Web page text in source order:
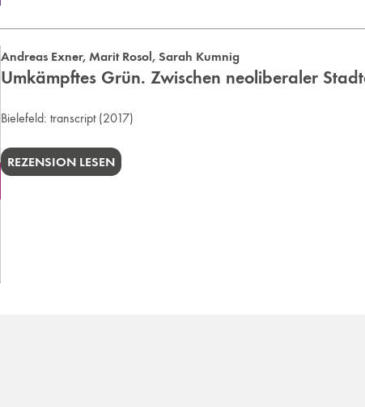
Andreas Exner, Marit Rosol , Sarah Kumnig
Umkämpftes Grün. Zwischen neoliberaler
Bielefeld: transcript(2017)
REZENSION LESEN